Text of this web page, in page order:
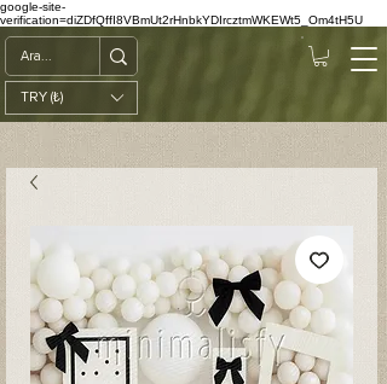
google-site-
verification=diZDfQffI8VBmUt2rHnbkYDIrcztmWKEWt5_Om4tH5U
TRY (₺)